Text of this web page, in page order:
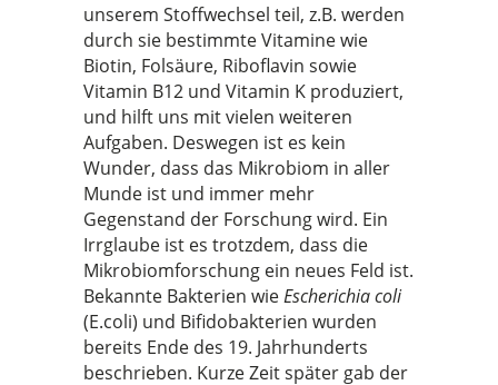
unserem Stoffwechsel teil, z.B. werden
durch sie bestimmte Vitamine wie
Biotin, Folsäure, Riboflavin sowie
Vitamin B12 und Vitamin K produziert,
und hilft uns mit vielen weiteren
Aufgaben. Deswegen ist es kein
Wunder, dass das Mikrobiom in aller
Munde ist und immer mehr
Gegenstand der Forschung wird. Ein
Irrglaube ist es trotzdem, dass die
Mikrobiomforschung ein neues Feld ist.
Bekannte Bakterien wieEscherichia coli
(E.coli) und Bifidobakterien wurden
bereits Ende des 19. Jahrhunderts
beschrieben. Kurze Zeit später gab der